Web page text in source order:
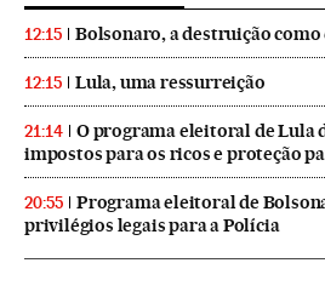
12:15 Bolsonaro, a destruição
12:15 Lula, uma ressurreição
21:14
O programa eleitoral de Lula
impostos para os ricos e proteção
20:55
Programa eleitoral de
privilégios legais para a Polícia